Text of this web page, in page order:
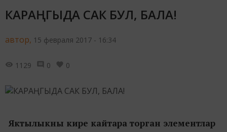
КАРАҢГЫДА САК БУЛ, БАЛА!
автор, 15 февраля 2017 - 16:34
1129 0 0
Яктылыкны кире кайтара торган элементлар